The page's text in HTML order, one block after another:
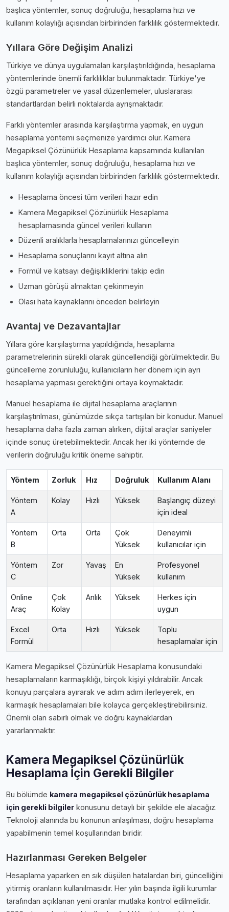
başlıca yöntemler, sonuç doğruluğu, hesaplama hızı ve
kullanım kolaylığı açısından birbirinden farklılık göstermektedir.
Yıllara Göre Değişim Analizi
Türkiye ve dünya uygulamaları karşılaştırıldığında, hesaplama
yöntemlerinde önemli farklılıklar bulunmaktadır. Türkiye'ye
özgü parametreler ve yasal düzenlemeler, uluslararası
standartlardan belirli noktalarda ayrışmaktadır.
Farklı yöntemler arasında karşılaştırma yapmak, en uygun
hesaplama yöntemi seçmenize yardımcı olur. Kamera
Megapiksel Çözünürlük Hesaplama kapsamında kullanılan
başlıca yöntemler, sonuç doğruluğu, hesaplama hızı ve
kullanım kolaylığı açısından birbirinden farklılık göstermektedir.
Hesaplama öncesi tüm verileri hazır edin
Kamera Megapiksel Çözünürlük Hesaplama
hesaplamasında güncel verileri kullanın
Düzenli aralıklarla hesaplamalarınızı güncelleyin
Hesaplama sonuçlarını kayıt altına alın
Formül ve katsayı değişikliklerini takip edin
Uzman görüşü almaktan çekinmeyin
Olası hata kaynaklarını önceden belirleyin
Avantaj ve Dezavantajlar
Yıllara göre karşılaştırma yapıldığında, hesaplama
parametrelerinin sürekli olarak güncellendiği görülmektedir. Bu
güncelleme zorunluluğu, kullanıcıların her dönem için ayrı
hesaplama yapması gerektiğini ortaya koymaktadır.
Manuel hesaplama ile dijital hesaplama araçlarının
karşılaştırılması, günümüzde sıkça tartışılan bir konudur. Manuel
hesaplama daha fazla zaman alırken, dijital araçlar saniyeler
içinde sonuç üretebilmektedir. Ancak her iki yöntemde de
verilerin doğruluğu kritik öneme sahiptir.
Yöntem Zorluk Hız Doğruluk Kullanım Alanı
Yöntem
A
Kolay Hızlı Yüksek
Başlangıç düzeyi
için ideal
Yöntem
B
Orta Orta
Çok
Yüksek
Deneyimli
kullanıcılar için
Yöntem
C
Zor Yavaş
En
Yüksek
Profesyonel
kullanım
Online
Araç
Çok
Kolay
Anlık Yüksek
Herkes için
uygun
Excel
Formül
Orta Hızlı Yüksek
Toplu
hesaplamalar için
Kamera Megapiksel Çözünürlük Hesaplama konusundaki
hesaplamaların karmaşıklığı, birçok kişiyi yıldırabilir. Ancak
konuyu parçalara ayırarak ve adım adım ilerleyerek, en
karmaşık hesaplamaları bile kolayca gerçekleştirebilirsiniz.
Önemli olan sabırlı olmak ve doğru kaynaklardan
yararlanmaktır.
Kamera Megapiksel Çözünürlük
Hesaplama İçin Gerekli Bilgiler
Bu bölümde kamera megapiksel çözünürlük hesaplama
i̇çin gerekli bilgiler konusunu detaylı bir şekilde ele alacağız.
Teknoloji alanında bu konunun anlaşılması, doğru hesaplama
yapabilmenin temel koşullarından biridir.
Hazırlanması Gereken Belgeler
Hesaplama yaparken en sık düşülen hatalardan biri, güncelliğini
yitirmiş oranların kullanılmasıdır. Her yılın başında ilgili kurumlar
tarafından açıklanan yeni oranlar mutlaka kontrol edilmelidir.